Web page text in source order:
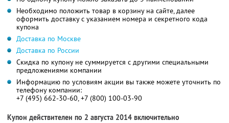
Необходимо положить товар в корзину на сайте, далее
оформить доставку с указанием номера и секретного кода
купона
Доставка по Москве
Доставка по России
Скидка по купону не суммируется с другими специальными
предложениями компании
Информацию по условиям акции вы также можете уточнить по
телефону компании:
+7 (495) 662-30-60, +7 (800) 100-03-90
Купон действителен по 2 августа 2014 включительно